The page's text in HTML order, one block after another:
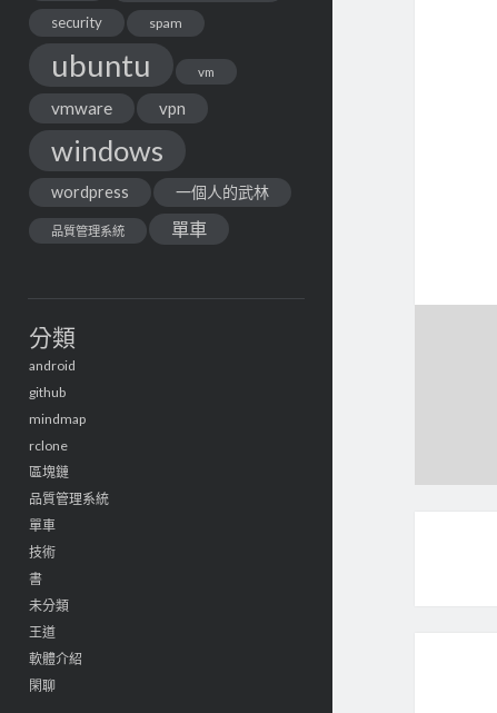
security spam
ubuntu vm
vmware vpn
windows
wordpress 一個人的武林
品質管理系統 單車
分類
android
github
mindmap
rclone
區塊鏈
品質管理系統
單車
技術
書
未分類
王道
軟體介紹
閑聊